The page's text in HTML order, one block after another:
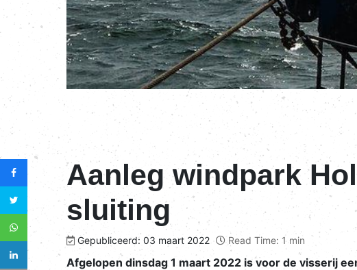
Aanleg windpark
sluiting
Gepubliceerd: 03 maart 2022 Read Time: 1 min
Afgelopen dinsdag 1 maart 2022 is voor de visserij